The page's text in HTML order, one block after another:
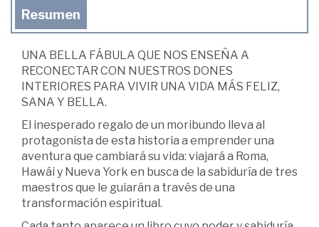
Resumen
UNA BELLA FÁBULA QUE NOS ENSEÑA A
RECONECTAR CON NUESTROS DONES
INTERIORES PARA VIVIR UNA VIDA MÁS FELIZ,
SANA Y BELLA.
El inesperado regalo de un moribundo lleva al
protagonista de esta historia a emprender una
aventura que cambiará su vida: viajará a Roma,
Hawái y Nueva York en busca de la sabiduría de tres
maestros que le guiarán a través de una
transformación espiritual.